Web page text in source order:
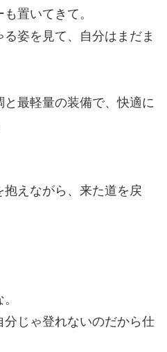
置いてきて。
姿を見て、自分はまだま
最軽量の装備で、快適に
えながら、来た道を戻
じゃ登れないのだから仕